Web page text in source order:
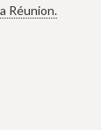
Réunion.